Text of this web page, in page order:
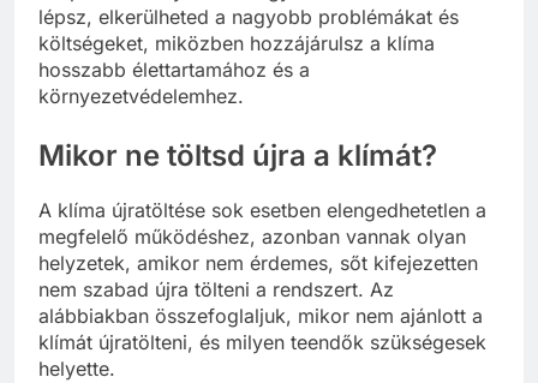
lépsz, elkerülheted a nagyobb problémákat és
költségeket, miközben hozzájárulsz a klíma
hosszabb élettartamához és a
környezetvédelemhez.
Mikor ne töltsd újra a klímát?
A klíma újratöltése sok esetben elengedhetetlen a
megfelelő működéshez, azonban vannak olyan
helyzetek, amikor nem érdemes, sőt kifejezetten
nem szabad újra tölteni a rendszert. Az
alábbiakban összefoglaljuk, mikor nem ajánlott a
klímát újratölteni, és milyen teendők szükségesek
helyette.